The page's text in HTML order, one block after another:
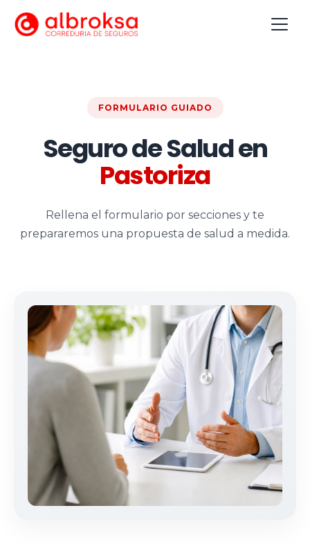
FORMULARIO GUIADO
Seguro de Salud en
Pastoriza
Rellena el formulario por secciones y te
prepararemos una propuesta de salud a medida.